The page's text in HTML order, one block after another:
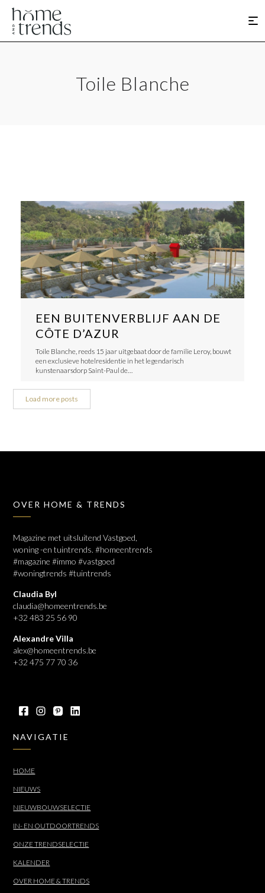
Toile Blanche
EEN BUITENVERBLIJF AAN DE
CÔTE D’AZUR
Toile Blanche, reeds 15 jaar uitgebaat door de familie Leroy, bouwt
een exclusieve hotelresidentie in het legendarisch
kunstenaarsdorp Saint-Paul de…
Load more posts
OVER HOME & TRENDS
Magazine met uitsluitend Vastgoed,
woning -en tuintrends. #homeentrends
#magazine #immo #vastgoed
#woningtrends #tuintrends
Claudia Byl
claudia@homeentrends.be
+32 483 25 56 90
Alexandre Villa
alex@homeentrends.be
+32 475 77 70 36
NAVIGATIE
HOME
NIEUWS
NIEUWBOUWSELECTIE
IN- EN OUTDOORTRENDS
ONZE TRENDSELECTIE
KALENDER
OVER HOME & TRENDS